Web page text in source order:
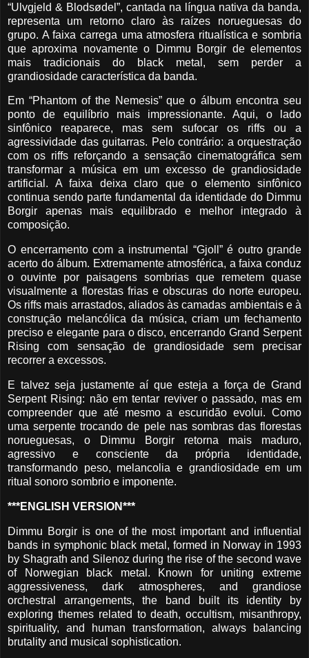
“Ulvgjeld & Blodsødel”, cantada na língua nativa da banda,
representa um retorno claro às raízes norueguesas do
grupo. A faixa carrega uma atmosfera ritualística e sombria
que aproxima novamente o Dimmu Borgir de elementos
mais tradicionais do black metal, sem perder a
grandiosidade característica da banda.
Em “Phantom of the Nemesis” que o álbum encontra seu
ponto de equilíbrio mais impressionante. Aqui, o lado
sinfônico reaparece, mas sem sufocar os riffs ou a
agressividade das guitarras. Pelo contrário: a orquestração
com os riffs reforçando a sensação cinematográfica sem
transformar a música em um excesso de grandiosidade
artificial. A faixa deixa claro que o elemento sinfônico
continua sendo parte fundamental da identidade do Dimmu
Borgir apenas mais equilibrado e melhor integrado à
composição.
O encerramento com a instrumental “Gjoll” é outro grande
acerto do álbum. Extremamente atmosférica, a faixa conduz
o ouvinte por paisagens sombrias que remetem quase
visualmente a florestas frias e obscuras do norte europeu.
Os riffs mais arrastados, aliados às camadas ambientais e à
construção melancólica da música, criam um fechamento
preciso e elegante para o disco, encerrando Grand Serpent
Rising com sensação de grandiosidade sem precisar
recorrer a excessos.
E talvez seja justamente aí que esteja a força de Grand
Serpent Rising: não em tentar reviver o passado, mas em
compreender que até mesmo a escuridão evolui. Como
uma serpente trocando de pele nas sombras das florestas
norueguesas, o Dimmu Borgir retorna mais maduro,
agressivo e consciente da própria identidade,
transformando peso, melancolia e grandiosidade em um
ritual sonoro sombrio e imponente.
***ENGLISH VERSION***
Dimmu Borgir is one of the most important and influential
bands in symphonic black metal, formed in Norway in 1993
by Shagrath and Silenoz during the rise of the second wave
of Norwegian black metal. Known for uniting extreme
aggressiveness, dark atmospheres, and grandiose
orchestral arrangements, the band built its identity by
exploring themes related to death, occultism, misanthropy,
spirituality, and human transformation, always balancing
brutality and musical sophistication.